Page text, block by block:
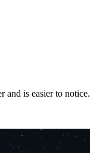
is easier to notice.